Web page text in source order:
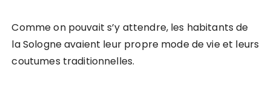
Comme on pouvait s’y attendre, les habitants de
la Sologne avaient leur propre mode de vie et leurs
coutumes traditionnelles.